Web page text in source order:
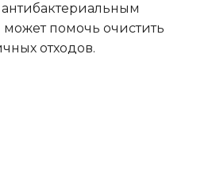
помочь очистить
отходов.